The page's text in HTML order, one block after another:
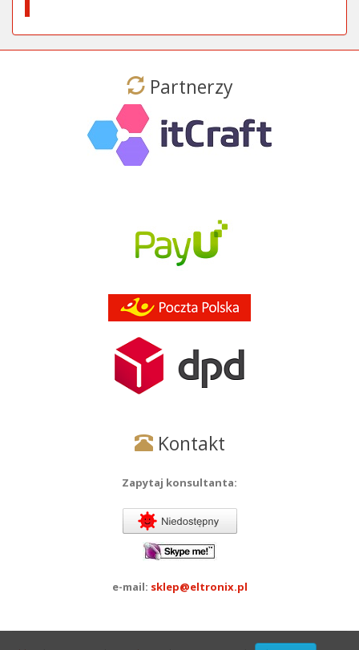
Partnerzy
Kontakt
Zapytaj konsultanta:
e-mail: sklep@eltronix.pl